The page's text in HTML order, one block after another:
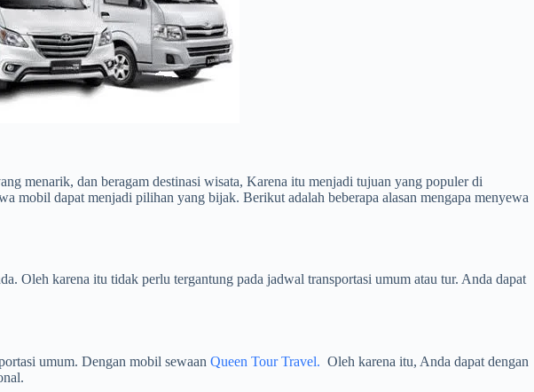
menarik, dan beragam destinasi wisata, Karena itu menjadi tujuan yang populer di
dapat menjadi pilihan yang bijak. Berikut adalah beberapa alasan mengapa menyewa
Oleh karena itu tidak perlu tergantung pada jadwal transportasi umum atau tur. Anda dapat
umum. Dengan mobil sewaan Queen Tour Travel. Oleh karena itu, Anda dapat dengan